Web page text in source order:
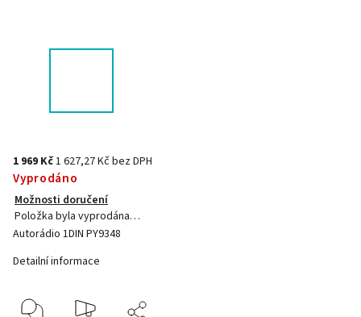
1 969 Kč1 627,27 Kč bez DPH
Vyprodáno
Možnosti doručení
Položka byla vyprodána…
Autorádio 1DIN PY9348
Detailní informace